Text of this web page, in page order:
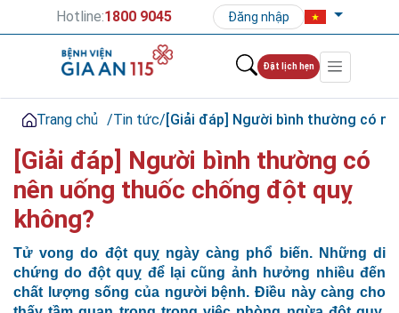
Hotline:1800 9045 Đăng nhập
Đặt lịch hẹn
Trang chủ /Tin tức/[Giải đáp] Người bình thường có
[Giải đáp] Người bình thường có
nên uống thuốc chống đột quỵ
không?
Tử vong do đột quỵ ngày càng phổ biến. Những di
chứng do đột quỵ để lại cũng ảnh hưởng nhiều đến
chất lượng sống của người bệnh. Điều này càng cho